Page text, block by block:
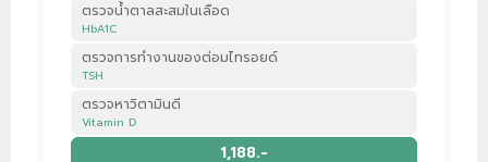
ตรวจน้ำตาลสะสมในเลือด
HbA1C
ตรวจการทำงานของต่อมไทรอยด์
TSH
ตรวจหาวิตามินดี
Vitamin D
1,188.-